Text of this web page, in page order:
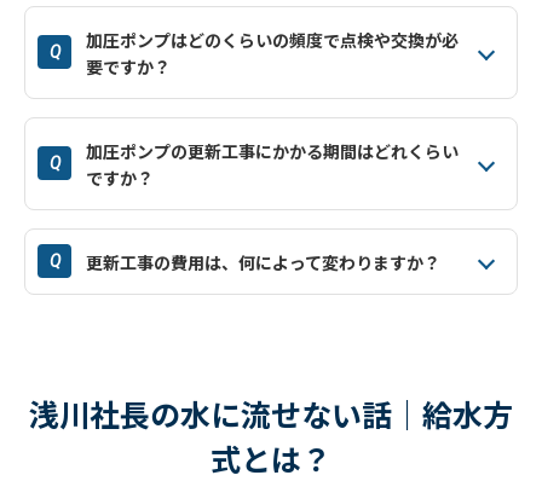
Q
加圧ポンプはどのくらいの頻度で点検や交換が必
要ですか？
Q
加圧ポンプの更新工事にかかる期間はどれくらい
ですか？
Q 更新工事の費用は、何によって変わりますか？
浅川社長の水に流せない話｜給水方
式とは？